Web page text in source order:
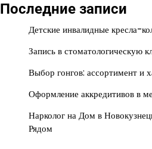
Последние записи
Детские инвалидные кресла-
Запись в стоматологическую
Выбор гонгов: ассортимент и
Оформление аккредитивов в
Нарколог на Дом в
Рядом